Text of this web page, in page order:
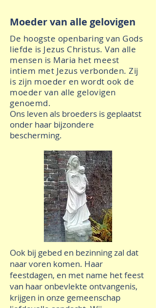
Moeder van alle gelovigen
De hoogste openbaring van Gods
liefde is Jezus Christus. Van alle
mensen is Maria het meest
intiem met Jezus verbonden. Zij
is zijn moeder en wordt ook de
moeder van alle gelovigen
genoemd.
Ons leven als broeders is geplaatst
onder haar bijzondere
bescherming.
Ook bij gebed en bezinning zal dat
naar voren komen. Haar
feestdagen, en met name het feest
van haar onbevlekte ontvangenis,
krijgen in onze gemeenschap